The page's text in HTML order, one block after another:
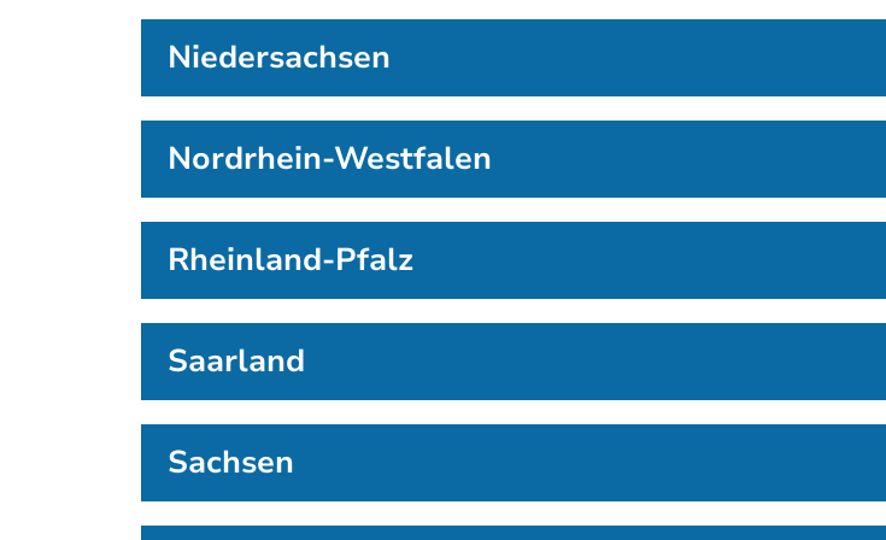
Niedersachsen
Nordrhein-Westfalen
Rheinland-Pfalz
Saarland
Sachsen